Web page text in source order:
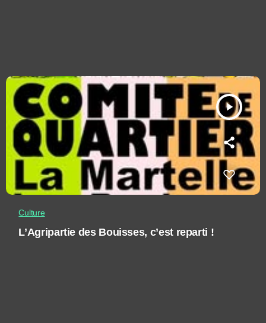
play_arrow
Culture
L’Agripartie des Bouisses, c’est reparti !